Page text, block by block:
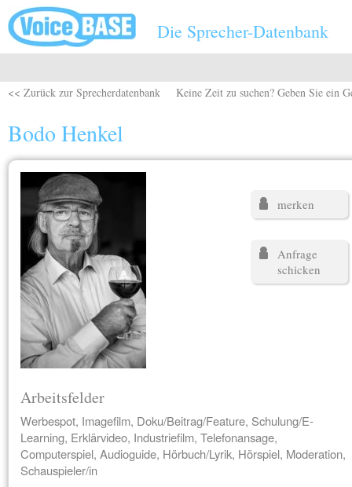
Direkt zum Inhalt
Die Sprecher-Datenbank
<< Zurück zur Sprecherdatenbank Keine Zeit zu suchen? Geben Sie ein
Bodo Henkel
merken
Anfrage
schicken
Arbeitsfelder
Werbespot, Imagefilm, Doku/Beitrag/Feature, Schulung/E-
Learning, Erklärvideo, Industriefilm, Telefonansage,
Computerspiel, Audioguide, Hörbuch/Lyrik, Hörspiel, Moderation,
Schauspieler/in